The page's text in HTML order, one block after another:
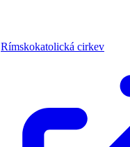
Rímskokatolická cirkev